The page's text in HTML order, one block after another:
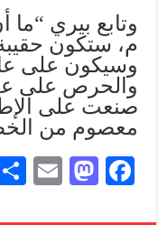
وتابع بيري
م، ستكون حقيبة
وسيكون على
والحرص على
صنعت على
معصوم من
Fa
M
E